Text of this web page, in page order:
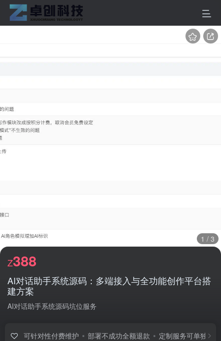
1 / 3
AI对话助手系统源码：多端接入与全功能创作平台搭
建方案
AI对话助手系统源码坑位服务
Z388
可针对性付费维护 部署不成功全额退款
定制服务可单独报